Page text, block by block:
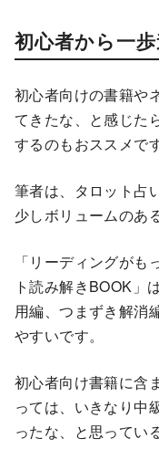
初心者から一
初心者向けの書籍や
てきたな、と感じた
するのもおススメです
筆者は、タロット占
少しボリュームのあ
「リーディングが
ト読み解きBOOK」
用編、つまずき解消
やすいです。
初心者向け書籍に含
っては、いきなり中
ったな、と思ってい